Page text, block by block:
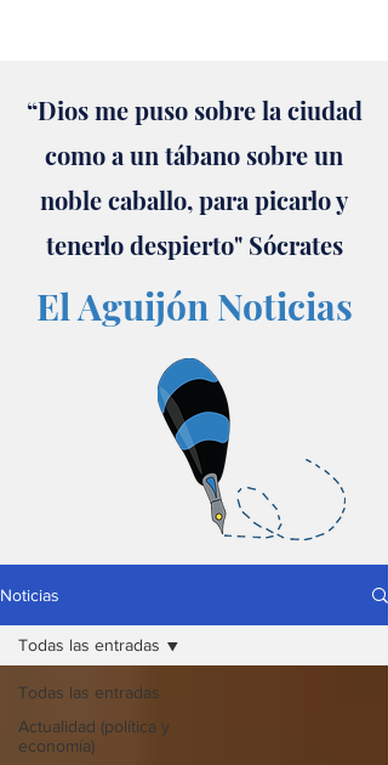
“Dios me puso sobre la ciudad
como a un tábano sobre un
noble caballo, para picarlo y
tenerlo despierto" Sócrates
El Aguijón Noticias
Noticias
Todas las entradas
Actualidad (política y
economía)
Todas las entradas